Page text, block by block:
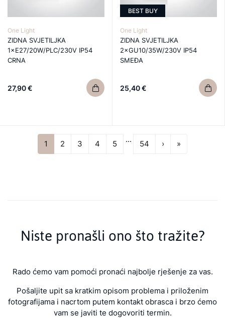
One Light
ZIDNA SVJETILJKA
1×E27/20W/PLC/230V IP54
CRNA
27,90 €
BEST BUY
One Light
ZIDNA SVJETILJKA
2×GU10/35W/230V IP54
SMEĐA
25,40 €
1 2 3 4 5 ... 54 ›Next
»
Niste pronašli ono što tražite?
Rado ćemo vam pomoći pronaći najbolje rješenje za vas.
Pošaljite upit sa kratkim opisom problema i priloženim
fotografijama i nacrtom putem kontakt obrasca i brzo ćemo
vam se javiti te dogovoriti termin.